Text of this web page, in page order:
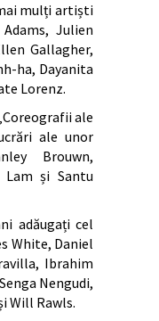
mulți artiști
Julien
Gallagher,
ha, Dayanita
Lorenz.
ale
ale unor
Brouwn,
și Santu
adăugați cel
White, Daniel
Ibrahim
Nengudi,
Will Rawls.